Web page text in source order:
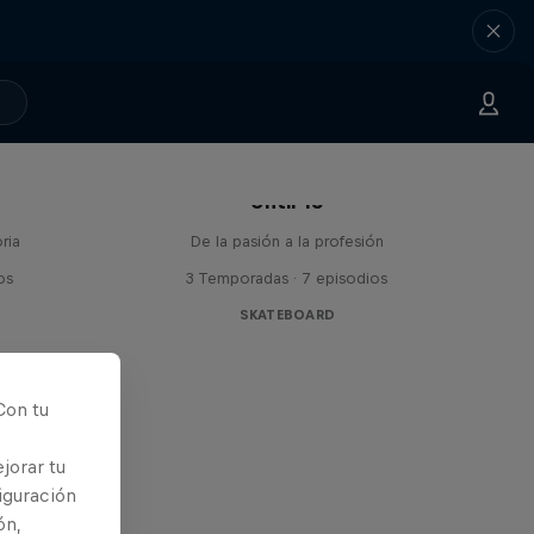
Until 18
De la pasión a la profesión
3 Temporadas · 7 episodios
SKATEBOARD
tu
tu